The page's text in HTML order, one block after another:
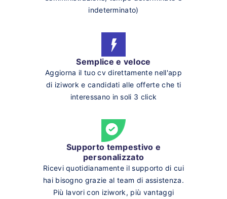
indeterminato)
Semplice e veloce
Aggiorna il tuo cv direttamente nell'app
di iziwork e candidati alle offerte che ti
interessano in soli 3 click
Supporto tempestivo e
personalizzato
Ricevi quotidianamente il supporto di cui
hai bisogno grazie al team di assistenza.
Più lavori con iziwork, più vantaggi